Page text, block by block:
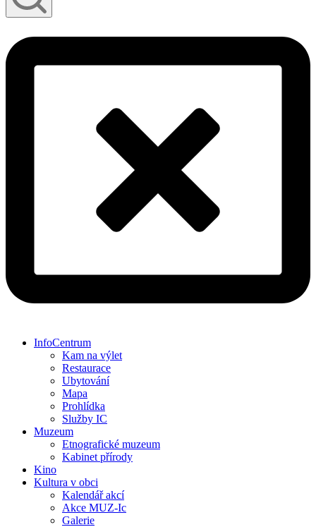
InfoCentrum
Kam na výlet
Restaurace
Ubytování
Mapa
Prohlídka
Služby IC
Muzeum
Etnografické muzeum
Kabinet přírody
Kino
Kultura v obci
Kalendář akcí
Akce MUZ-Ic​
Galerie